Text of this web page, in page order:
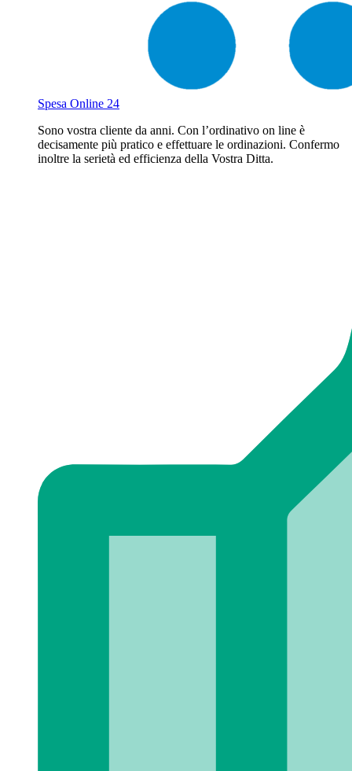
Spesa Online 24
Sono vostra cliente da anni. Con l’ordinativo on line è
decisamente più pratico e effettuare le ordinazioni. Confermo
inoltre la serietà ed efficienza della Vostra Ditta.